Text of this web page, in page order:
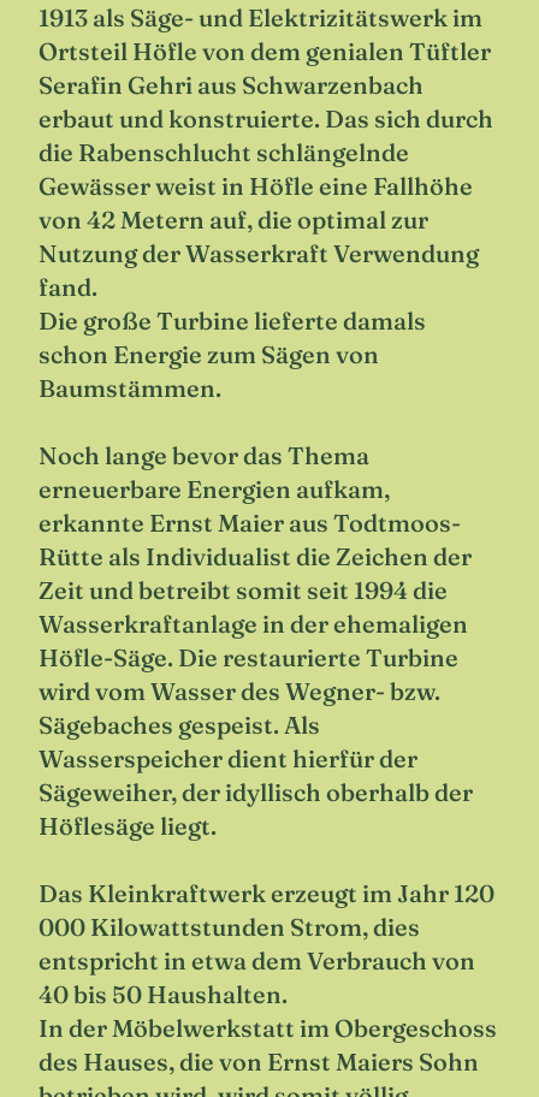
1913 als Säge- und Elektrizitätswerk im
Ortsteil Höfle von dem genialen Tüftler
Serafin Gehri aus Schwarzenbach
erbaut und konstruierte. Das sich durch
die Rabenschlucht schlängelnde
Gewässer weist in Höfle eine Fallhöhe
von 42 Metern auf, die optimal zur
Nutzung der Wasserkraft Verwendung
fand.
Die große Turbine lieferte damals
schon Energie zum Sägen von
Baumstämmen.
Noch lange bevor das Thema
erneuerbare Energien aufkam,
erkannte Ernst Maier aus Todtmoos-
Rütte als Individualist die Zeichen der
Zeit und betreibt somit seit 1994 die
Wasserkraftanlage in der ehemaligen
Höfle-Säge. Die restaurierte Turbine
wird vom Wasser des Wegner- bzw.
Sägebaches gespeist. Als
Wasserspeicher dient hierfür der
Sägeweiher, der idyllisch oberhalb der
Höflesäge liegt.
Das Kleinkraftwerk erzeugt im Jahr 120
000 Kilowattstunden Strom, dies
entspricht in etwa dem Verbrauch von
40 bis 50 Haushalten.
In der Möbelwerkstatt im Obergeschoss
des Hauses, die von Ernst Maiers Sohn